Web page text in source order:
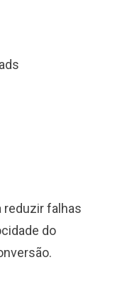
reduzir falhas
do